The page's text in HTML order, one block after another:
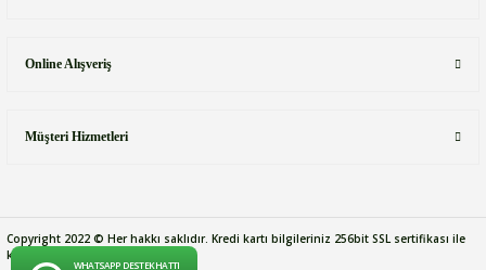
Online Alışveriş
Müşteri Hizmetleri
Copyright 2022 © Her hakkı saklıdır. Kredi kartı bilgileriniz 256bit SSL sertifikası ile
korunmaktadır.
WHATSAPP DESTEK HATTI